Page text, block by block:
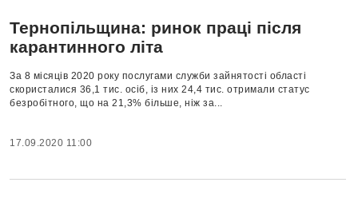
Тернопільщина: ринок праці після
карантинного літа
За 8 місяців 2020 року послугами служби зайнятості області
скористалися 36,1 тис. осіб, із них 24,4 тис. отримали статус
безробітного, що на 21,3% більше, ніж за...
17.09.2020 11:00